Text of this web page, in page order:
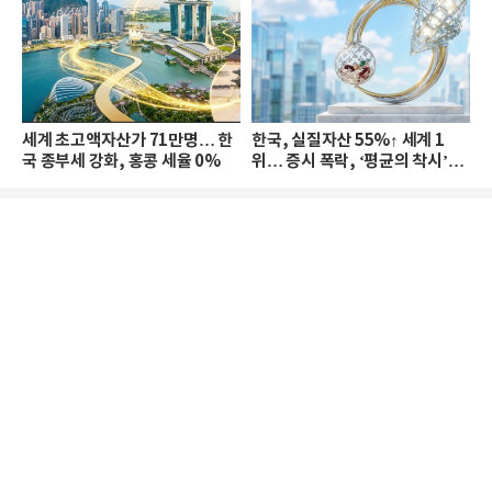
세계 초고액자산가 71만명… 한
국 종부세 강화, 홍콩 세율 0%
한국, 실질자산 55%↑ 세계 1
위… 증시 폭락, ‘평균의 착시’와